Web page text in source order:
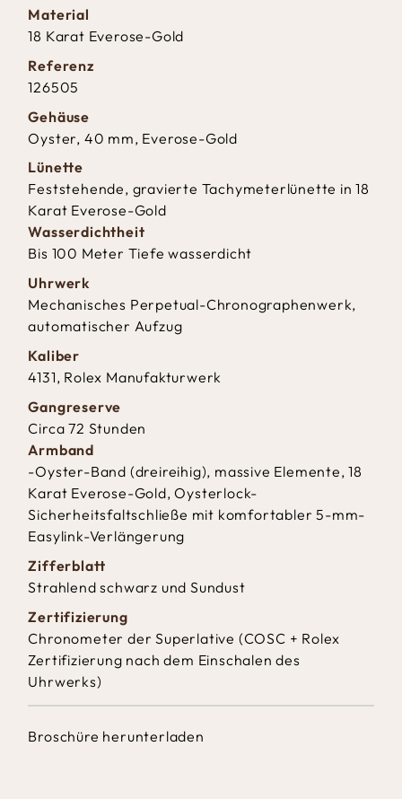
Material
18 Karat Everose-Gold
Referenz
126505
Gehäuse
Oyster, 40 mm, Everose-Gold
Lünette
Feststehende, gravierte Tachymeterlünette in 18
Karat Everose-Gold
Wasserdichtheit
Bis 100 Meter Tiefe wasserdicht
Uhrwerk
Mechanisches Perpetual-Chronographenwerk,
automatischer Aufzug
Kaliber
4131, Rolex Manufakturwerk
Gangreserve
Circa 72 Stunden
Armband
-Oyster-Band (dreireihig), massive Elemente, 18
Karat Everose-Gold, Oysterlock-
Sicherheitsfaltschließe mit komfortabler 5-mm-
Easylink-Verlängerung
Zifferblatt
Strahlend schwarz und Sundust
Zertifizierung
Chronometer der Superlative (COSC + Rolex
Zertifizierung nach dem Einschalen des
Uhrwerks)
Broschüre herunterladen